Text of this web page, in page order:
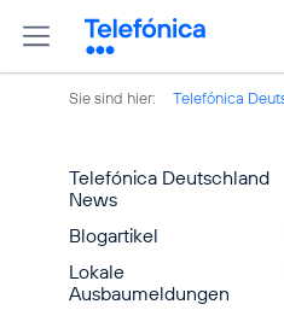
Sie sind hier: Telefónica
Telefónica Deutschland
News
Blogartikel
Lokale
Ausbaumeldungen